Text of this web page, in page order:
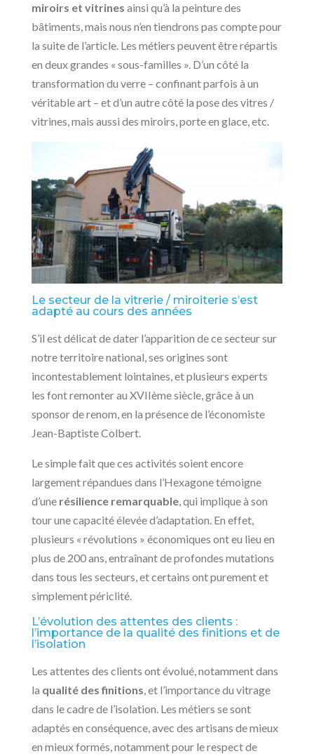
miroirs et vitrines ainsi qu’à la peinture des
bâtiments, mais nous n’en tiendrons pas compte pour
la suite de l’article. Les métiers peuvent être répartis
en deux grandes « sous-familles ». D’un côté la
transformation du verre – confinant parfois à un
véritable art – et d’un autre côté la pose des vitres /
vitrines, mais aussi des miroirs, porte en glace, etc.
Le secteur de la vitrerie / miroiterie s’est
adapté au cours des années
S’il est délicat de dater l’apparition de ce secteur sur
notre territoire national, ses origines sont
incontestablement lointaines, et plusieurs experts
les font remonter au XVIIème siècle, grâce à un
sponsor de renom, en la présence de l’économiste
Jean-Baptiste Colbert.
Le simple fait que ces activités soient encore
largement répandues dans l’Hexagone témoigne
d’une résilience remarquable, qui implique à son
tour une capacité élevée d’adaptation. En effet,
plusieurs « révolutions » économiques ont eu lieu en
plus de 200 ans, entraînant de profondes mutations
dans tous les secteurs, et certains ont purement et
simplement périclité.
L’évolution des attentes des clients :
l’importance de la qualité des finitions et de
l’isolation
Les attentes des clients ont évolué, notamment dans
la qualité des finitions , et l’importance du vitrage
dans le cadre de l’isolation. Les métiers se sont
adaptés en conséquence, avec des artisans de mieux
en mieux formés, notamment pour le respect de